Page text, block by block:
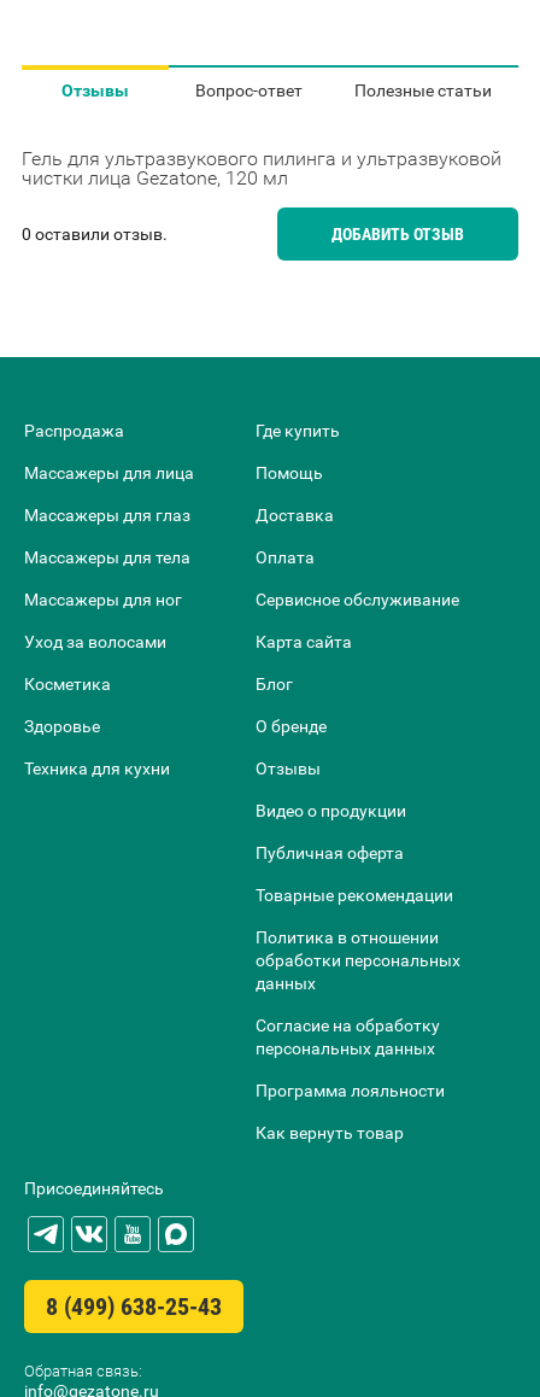
Отзывы Вопрос-ответ Полезные статьи
Гель для ультразвукового пилинга и ультразвуковой
чистки лица Gezatone, 120 мл
0 оставили отзыв. ДОБАВИТЬ ОТЗЫВ
Распродажа
Массажеры для лица
Массажеры для глаз
Массажеры для тела
Массажеры для ног
Уход за волосами
Косметика
Здоровье
Техника для кухни
Где купить
Помощь
Доставка
Оплата
Сервисное обслуживание
Карта сайта
Блог
О бренде
Отзывы
Видео о продукции
Публичная оферта
Товарные рекомендации
Политика в отношении
обработки персональных
данных
Согласие на обработку
персональных данных
Программа лояльности
Как вернуть товар
Присоединяйтесь
8 (499) 638-25-43
Обратная связь:
info@gezatone.ru